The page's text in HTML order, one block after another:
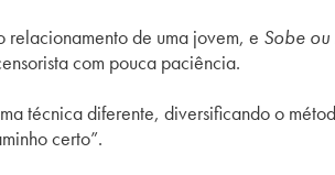
relacionamento de uma jovem, e Sobe ou
com pouca paciência.
técnica diferente, diversificando o
certo”.